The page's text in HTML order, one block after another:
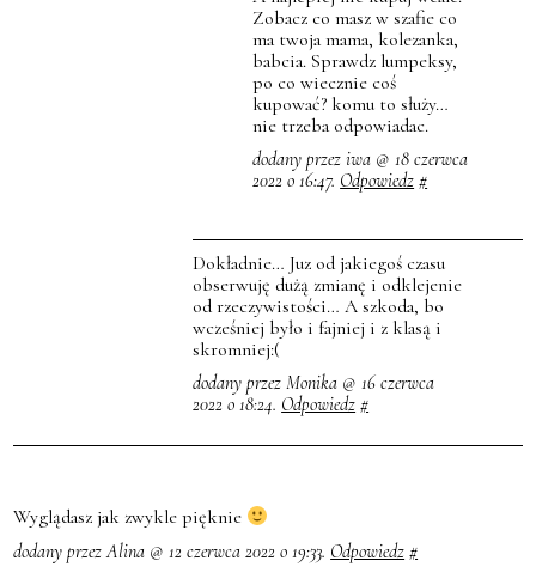
Zobacz co masz w szafie co
ma twoja mama, kolezanka,
babcia. Sprawdz lumpeksy,
po co wiecznie coś
kupować? komu to służy…
nie trzeba odpowiadac.
dodany przez iwa @ 18 czerwca
2022 o 16:47. Odpowiedz #
Dokładnie… Juz od jakiegoś czasu
obserwuję dużą zmianę i odklejenie
od rzeczywistości… A szkoda, bo
wcześniej było i fajniej i z klasą i
skromniej:(
dodany przez Monika @ 16 czerwca
2022 o 18:24. Odpowiedz #
Wyglądasz jak zwykle pięknie
dodany przez Alina @ 12 czerwca 2022 o 19:33. Odpowiedz #